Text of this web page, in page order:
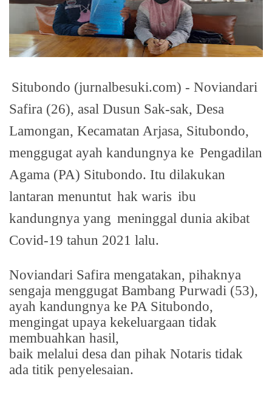
Situbondo (jurnalbesuki.com) - Noviandari
Safira (26), asal Dusun Sak-sak, Desa
Lamongan, Kecamatan Arjasa, Situbondo,
menggugat ayah kandungnya ke Pengadilan
Agama (PA) Situbondo. Itu dilakukan
lantaran menuntut hak waris ibu
kandungnya yang meninggal dunia akibat
Covid-19 tahun 2021 lalu.
Noviandari Safira mengatakan, pihaknya
sengaja menggugat Bambang Purwadi (53),
ayah kandungnya ke PA Situbondo,
mengingat upaya kekeluargaan tidak
membuahkan hasil,
baik melalui desa dan pihak Notaris tidak
ada titik penyelesaian.